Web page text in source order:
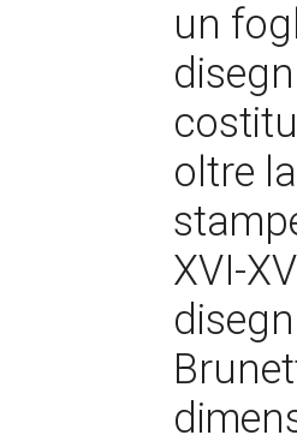
un
oltre
XVI-